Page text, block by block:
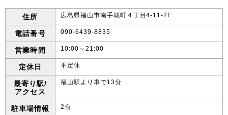
住所 広島県福山市南手城町４丁目4-11-2F
電話番号 090-6439-8835
営業時間 10:00～21:00
定休日 不定休
最寄り駅/
アクセス
福山駅より車で13分
駐車場情報 2台